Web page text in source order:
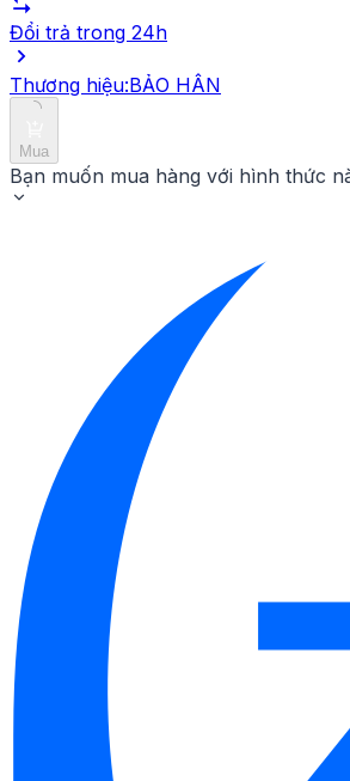
Đổi trả trong 24h
Thương hiệu:BẢO HÂN
Mua
Bạn muốn mua hàng với hình thức